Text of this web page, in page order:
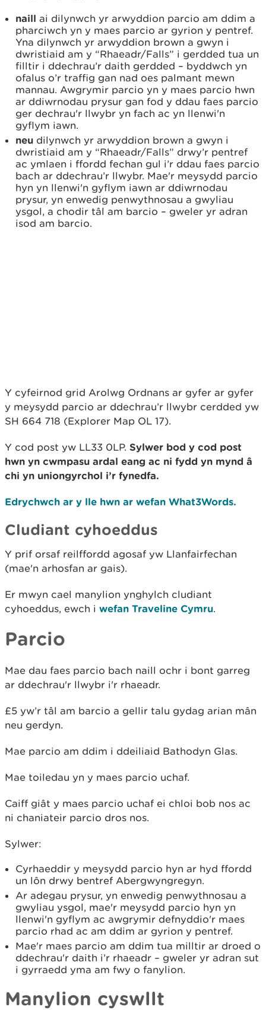
naill ai dilynwch yr arwyddion parcio am ddim a
pharciwch yn y maes parcio ar gyrion y pentref.
Yna dilynwch yr arwyddion brown a gwyn i
dwristiaid am y “Rhaeadr/Falls” i gerdded tua un
filltir i ddechrau’r daith gerdded – byddwch yn
ofalus o’r traffig gan nad oes palmant mewn
mannau. Awgrymir parcio yn y maes parcio hwn
ar ddiwrnodau prysur gan fod y ddau faes parcio
ger dechrau'r llwybr yn fach ac yn llenwi'n
gyflym iawn.
neu dilynwch yr arwyddion brown a gwyn i
dwristiaid am y “Rhaeadr/Falls” drwy’r pentref
ac ymlaen i ffordd fechan gul i’r ddau faes parcio
bach ar ddechrau’r llwybr. Mae'r meysydd parcio
hyn yn llenwi'n gyflym iawn ar ddiwrnodau
prysur, yn enwedig penwythnosau a gwyliau
ysgol, a chodir tâl am barcio – gweler yr adran
isod am barcio.
Y cyfeirnod grid Arolwg Ordnans ar gyfer ar gyfer
y meysydd parcio ar ddechrau’r llwybr cerdded yw
SH 664 718 (Explorer Map OL 17).
Y cod post yw LL33 0LP. Sylwer bod y cod post
hwn yn cwmpasu ardal eang ac ni fydd yn mynd â
chi yn uniongyrchol i’r fynedfa.
Edrychwch ar y lle hwn ar wefan What3Words.
Cludiant cyhoeddus
Y prif orsaf reilffordd agosaf yw Llanfairfechan
(mae'n arhosfan ar gais).
Er mwyn cael manylion ynghylch cludiant
cyhoeddus, ewch i wefan Traveline Cymru.
Parcio
Mae dau faes parcio bach naill ochr i bont garreg
ar ddechrau'r llwybr i'r rhaeadr.
£5 yw’r tâl am barcio a gellir talu gydag arian mân
neu gerdyn.
Mae parcio am ddim i ddeiliaid Bathodyn Glas.
Mae toiledau yn y maes parcio uchaf.
Caiff giât y maes parcio uchaf ei chloi bob nos ac
ni chaniateir parcio dros nos.
Sylwer:
Cyrhaeddir y meysydd parcio hyn ar hyd ffordd
un lôn drwy bentref Abergwyngregyn.
Ar adegau prysur, yn enwedig penwythnosau a
gwyliau ysgol, mae'r meysydd parcio hyn yn
llenwi'n gyflym ac awgrymir defnyddio'r maes
parcio rhad ac am ddim ar gyrion y pentref.
Mae'r maes parcio am ddim tua milltir ar droed o
ddechrau'r daith i’r rhaeadr – gweler yr adran sut
i gyrraedd yma am fwy o fanylion.
Manylion cyswllt